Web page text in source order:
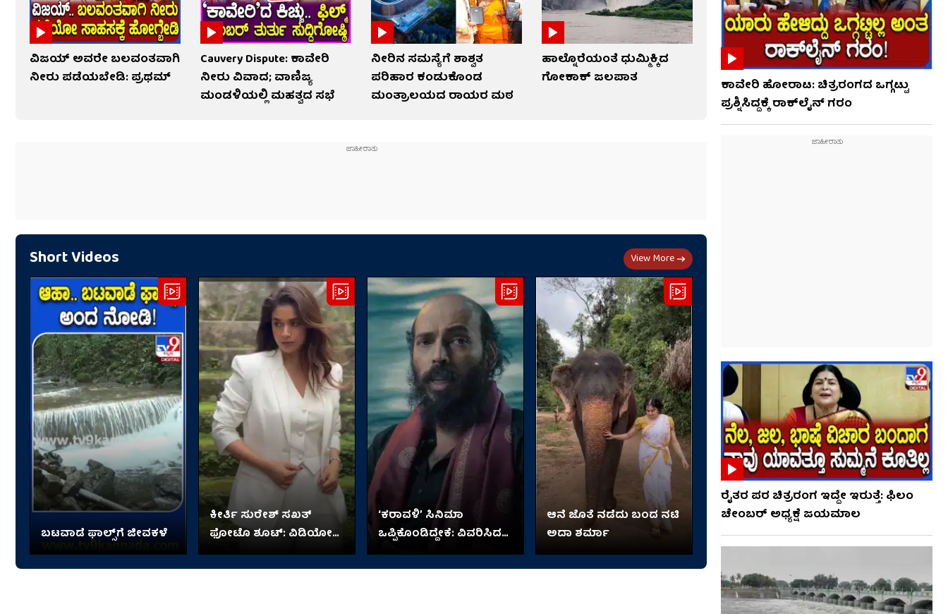
ವಿಜಯ್ ಅವರೇ ಬಲವಂತವಾಗಿ
ನೀರು ಪಡೆಯಬೇಡಿ: ಪ್ರಥಮ್
Cauvery Dispute: ಕಾವೇರಿ
ನೀರು ವಿವಾದ; ವಾಣಿಜ್ಯ
ಮಂಡಳಿಯಲ್ಲಿ ಮಹತ್ವದ ಸಭೆ
ನೀರಿನ ಸಮಸ್ಯೆಗೆ ಶಾಶ್ವತ
ಪರಿಹಾರ ಕಂಡುಕೊಂಡ
ಮಂತ್ರಾಲಯದ ರಾಯರ ಮಠ
ಹಾಲ್ನೊರೆಯಂತೆ ಧುಮ್ಮಿಕ್ಕಿದ
ಗೋಕಾಕ್ ಜಲಪಾತ
Short Videos View More
ಬಟವಾಡೆ ಫಾಲ್ಸ್​​ಗೆ ಜೀವಕಳೆ
ಕೀರ್ತಿ ಸುರೇಶ್ ಸಖತ್
ಫೋಟೊ ಶೂಟ್: ವಿಡಿಯೋ
ನೋಡಿ
‘ಕರಾವಳಿ’ ಸಿನಿಮಾ
ಒಪ್ಪಿಕೊಂಡಿದ್ದೇಕೆ: ವಿವರಿಸಿದ
ರಾಜ್ ಬಿ ಶೆಟ್ಟಿ
ಆನೆ ಜೊತೆ ನಡೆದು ಬಂದ ನಟಿ
ಅದಾ ಶರ್ಮಾ
ಕಾವೇರಿ ಹೋರಾಟ: ಚಿತ್ರರಂಗದ ಒಗ್ಗಟ್ಟು
ಪ್ರಶ್ನಿಸಿದ್ದಕ್ಕೆ ರಾಕ್​ಲೈನ್ ಗರಂ
ರೈತರ ಪರ ಚಿತ್ರರಂಗ ಇದ್ದೇ ಇರುತ್ತೆ: ಫಿಲಂ
ಚೇಂಬರ್ ಅಧ್ಯಕ್ಷೆ ಜಯಮಾಲ